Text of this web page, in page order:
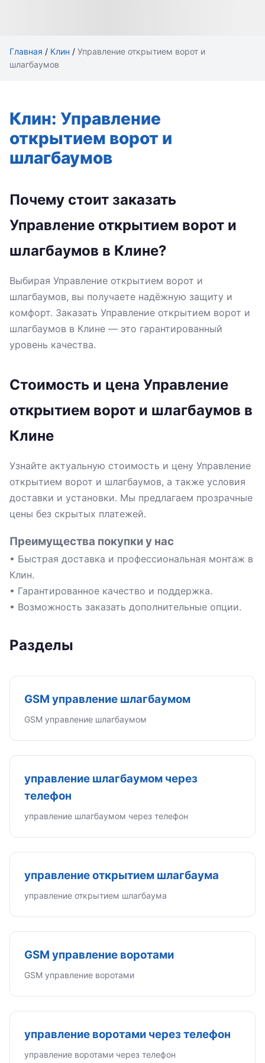
Главная / Клин / Управление открытием ворот и
шлагбаумов
Клин: Управление
открытием ворот и
шлагбаумов
Почему стоит заказать
Управление открытием ворот и
шлагбаумов в Клине?
Выбирая Управление открытием ворот и
шлагбаумов, вы получаете надёжную защиту и
комфорт. Заказать Управление открытием ворот и
шлагбаумов в Клине — это гарантированный
уровень качества.
Стоимость и цена Управление
открытием ворот и шлагбаумов в
Клине
Узнайте актуальную стоимость и цену Управление
открытием ворот и шлагбаумов, а также условия
доставки и установки. Мы предлагаем прозрачные
цены без скрытых платежей.
Преимущества покупки у нас
• Быстрая доставка и профессиональная монтаж в
Клин.
• Гарантированное качество и поддержка.
• Возможность заказать дополнительные опции.
Разделы
GSM управление шлагбаумом
GSM управление шлагбаумом
управление шлагбаумом через
телефон
управление шлагбаумом через телефон
управление открытием шлагбаума
управление открытием шлагбаума
GSM управление воротами
GSM управление воротами
управление воротами через телефон
управление воротами через телефон